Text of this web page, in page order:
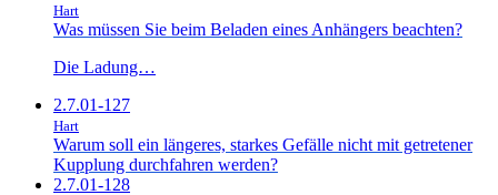
Hart
Was müssen Sie beim Beladen eines Anhängers beachten?
Die Ladung…
2.7.01-127
Hart
Warum soll ein längeres, starkes Gefälle nicht mit getretener
Kupplung durchfahren werden?
2.7.01-128